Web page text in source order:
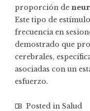
proporción de
Este tipo de
frecuencia en
demostrado que
cerebrales,
asociadas con un
esfuerzo.
Posted in Salud